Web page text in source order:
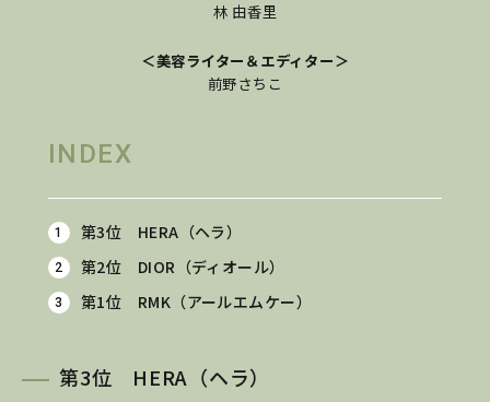
林 由香里
＜美容ライター＆エディター＞
前野さちこ
INDEX
第3位 HERA（ヘラ）
第2位 DIOR（ディオール）
第1位 RMK（アールエムケー）
第3位 HERA（ヘラ）